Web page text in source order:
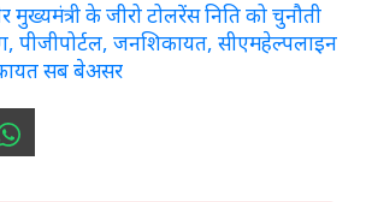
मुख्यमंत्री के जीरो टोलरेंस निति को चुनौती
पीजीपोर्टल, जनशिकायत, सीएमहेल्पलाइन
सब बेअसर